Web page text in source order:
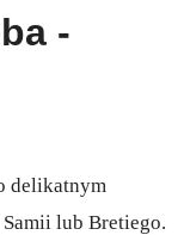
-
delikatnym
lub Bretiego.